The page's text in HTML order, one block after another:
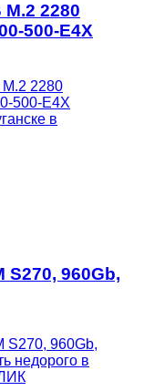
2280
500-E4X
S270, 960Gb,